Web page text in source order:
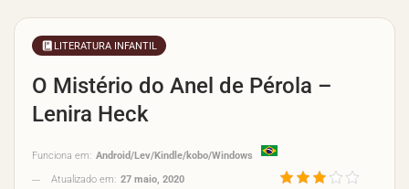
LITERATURA INFANTIL
O Mistério do Anel de Pérola –
Lenira Heck
Funciona em: Android/Lev/Kindle/kobo/Windows
Atualizado em: 27 maio, 2020